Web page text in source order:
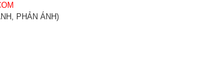
PHẢN ÁNH)